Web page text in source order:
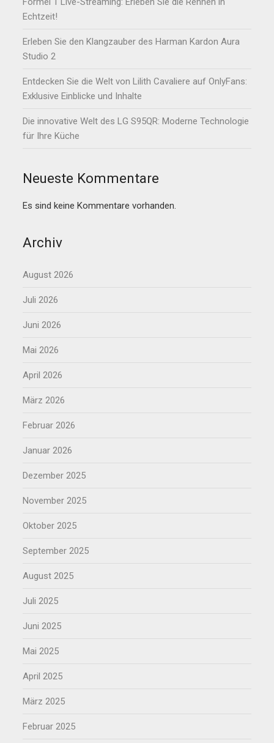
Echtzeit!
Erleben Sie den Klangzauber des Harman Kardon Aura
Studio 2
Entdecken Sie die Welt von Lilith Cavaliere auf OnlyFans:
Exklusive Einblicke und Inhalte
Die innovative Welt des LG S95QR: Moderne Technologie
für Ihre Küche
Neueste Kommentare
Es sind keine Kommentare vorhanden.
Archiv
August 2026
Juli 2026
Juni 2026
Mai 2026
April 2026
März 2026
Februar 2026
Januar 2026
Dezember 2025
November 2025
Oktober 2025
September 2025
August 2025
Juli 2025
Juni 2025
Mai 2025
April 2025
März 2025
Februar 2025